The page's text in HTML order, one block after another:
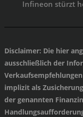
Infineon stürzt
Disclaimer: Die hier
ausschließlich der
implizit als
der genannten